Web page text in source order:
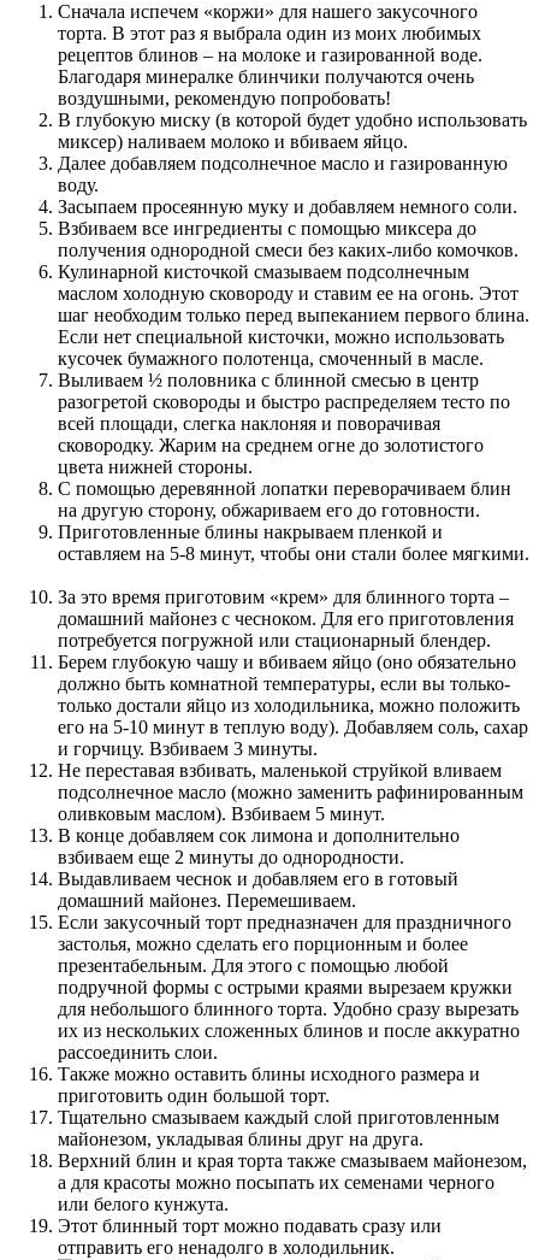
Сначала испечем «коржи» для нашего закусочного
торта. В этот раз я выбрала один из моих любимых
рецептов блинов – на молоке и газированной воде.
Благодаря минералке блинчики получаются очень
воздушными, рекомендую попробовать!
В глубокую миску (в которой будет удобно использовать
миксер) наливаем молоко и вбиваем яйцо.
Далее добавляем подсолнечное масло и газированную
воду.
Засыпаем просеянную муку и добавляем немного соли.
Взбиваем все ингредиенты с помощью миксера до
получения однородной смеси без каких-либо комочков.
Кулинарной кисточкой смазываем подсолнечным
маслом холодную сковороду и ставим ее на огонь. Этот
шаг необходим только перед выпеканием первого блина.
Если нет специальной кисточки, можно использовать
кусочек бумажного полотенца, смоченный в масле.
Выливаем ½ половника с блинной смесью в центр
разогретой сковороды и быстро распределяем тесто по
всей площади, слегка наклоняя и поворачивая
сковородку. Жарим на среднем огне до золотистого
цвета нижней стороны.
С помощью деревянной лопатки переворачиваем блин
на другую сторону, обжариваем его до готовности.
Приготовленные блины накрываем пленкой и
оставляем на 5-8 минут, чтобы они стали более мягкими.
За это время приготовим «крем» для блинного торта –
домашний майонез с чесноком. Для его приготовления
потребуется погружной или стационарный блендер.
Берем глубокую чашу и вбиваем яйцо (оно обязательно
должно быть комнатной температуры, если вы только-
только достали яйцо из холодильника, можно положить
его на 5-10 минут в теплую воду). Добавляем соль, сахар
и горчицу. Взбиваем 3 минуты.
Не переставая взбивать, маленькой струйкой вливаем
подсолнечное масло (можно заменить рафинированным
оливковым маслом). Взбиваем 5 минут.
В конце добавляем сок лимона и дополнительно
взбиваем еще 2 минуты до однородности.
Выдавливаем чеснок и добавляем его в готовый
домашний майонез. Перемешиваем.
Если закусочный торт предназначен для праздничного
застолья, можно сделать его порционным и более
презентабельным. Для этого с помощью любой
подручной формы с острыми краями вырезаем кружки
для небольшого блинного торта. Удобно сразу вырезать
их из нескольких сложенных блинов и после аккуратно
рассоединить слои.
Также можно оставить блины исходного размера и
приготовить один большой торт.
Тщательно смазываем каждый слой приготовленным
майонезом, укладывая блины друг на друга.
Верхний блин и края торта также смазываем майонезом,
а для красоты можно посыпать их семенами черного
или белого кунжута.
Этот блинный торт можно подавать сразу или
отправить его ненадолго в холодильник.